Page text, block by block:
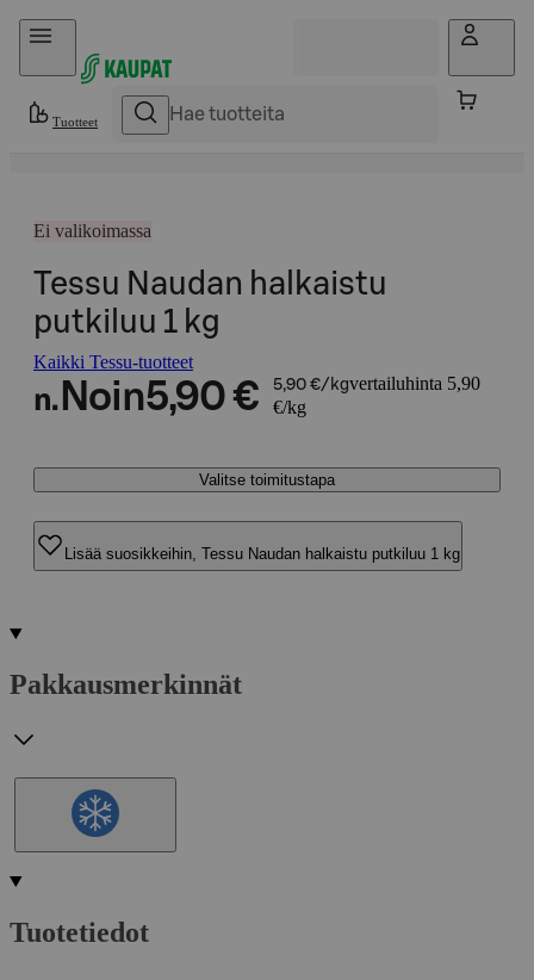
Hyppää sisältöön
Tuotteet
Ei valikoimassa
Tessu Naudan halkaistu
putkiluu 1 kg
Kaikki Tessu-tuotteet
n. Noin5,90 € 5,90 €/kgvertailuhinta 5,90
€/kg
Valitse toimitustapa
Lisää suosikkeihin, Tessu Naudan halkaistu putkiluu 1 kg
Pakkausmerkinnät
Tuotetiedot